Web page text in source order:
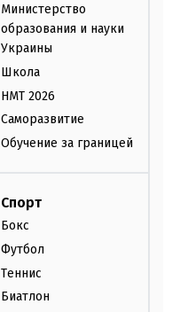
Министерство
образования и науки
Украины
Школа
НМТ 2026
Саморазвитие
Обучение за границей
Спорт
Бокс
Футбол
Теннис
Биатлон